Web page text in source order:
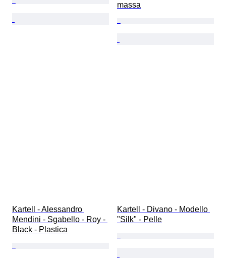
massa
Kartell - Alessandro
Mendini - Sgabello - Roy -
Black - Plastica
Kartell - Divano - Modello
"Silk" - Pelle